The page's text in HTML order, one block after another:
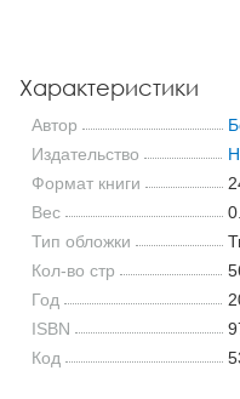
Характеристики
Автор
Издательство
Формат книги
Вес
Тип обложки
Кол-во стр
Год
ISBN
Код